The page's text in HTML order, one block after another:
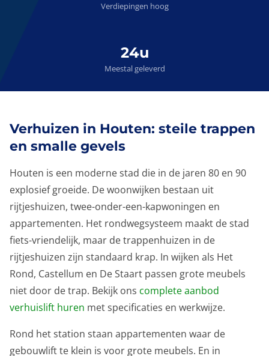
Verdiepingen hoog
24u
Meestal geleverd
Verhuizen in Houten: steile trappen
en smalle gevels
Houten is een moderne stad die in de jaren 80 en 90
explosief groeide. De woonwijken bestaan uit
rijtjeshuizen, twee-onder-een-kapwoningen en
appartementen. Het rondwegsysteem maakt de stad
fiets-vriendelijk, maar de trappenhuizen in de
rijtjeshuizen zijn standaard krap. In wijken als Het
Rond, Castellum en De Staart passen grote meubels
niet door de trap. Bekijk ons complete aanbod
verhuislift huren met specificaties en werkwijze.
Rond het station staan appartementen waar de
gebouwlift te klein is voor grote meubels. En in